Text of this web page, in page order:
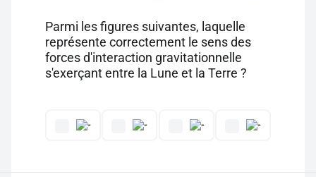
Parmi les figures suivantes, laquelle
représente correctement le sens des
forces d'interaction gravitationnelle
s'exerçant entre la Lune et la Terre ?